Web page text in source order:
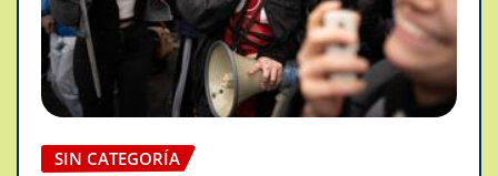
SIN CATEGORÍA